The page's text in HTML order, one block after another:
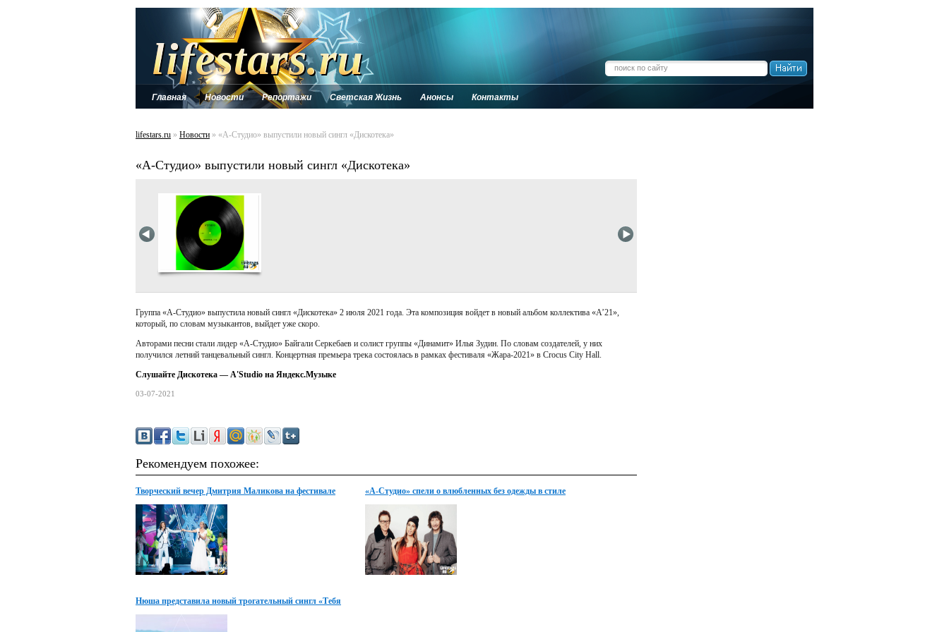
Главная Новости Репортажи Светская Жизнь Анонсы Контакты
lifestars.ru » Новости » «А-Студио» выпустили новый сингл «Дискотека»
«А-Студио» выпустили новый сингл «Дискотека»
Группа «А-Студио» выпустила новый сингл «Дискотека» 2 июля 2021 года. Эта композиция войдет в новый альбом коллектива «А’21»,
который, по словам музыкантов, выйдет уже скоро.
Авторами песни стали лидер «А-Студио» Байгали Серкебаев и солист группы «Динамит» Илья Зудин. По словам создателей, у них
получился летний танцевальный сингл. Концертная премьера трека состоялась в рамках фестиваля «Жара-2021» в Crocus City Hall.
Слушайте Дискотека — A'Studio на Яндекс.Музыке
03-07-2021
Рекомендуем похожее:
Творческий вечер Дмитрия Маликова на фестивале
«А-Студио» спели о влюбленных без одежды в стиле
Нюша представила новый трогательный сингл «Тебя